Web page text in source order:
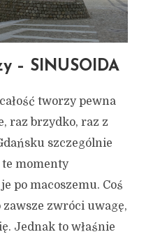
– SINUSOIDA
tworzy pewna
raz brzydko, raz z
szczególnie
te momenty
po macoszemu. Coś
zwróci uwagę,
Jednak to właśnie